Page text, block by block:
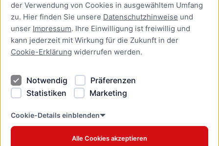
der Verwendung von Cookies in ausgewähltem Umfang
zu. Hier finden Sie unsere Datenschutzhinweise und
unser Impressum. Ihre Einwilligung ist freiwillig und
kann jederzeit mit Wirkung für die Zukunft in der
Cookie-Erklärung widerrufen werden.
Notwendig
Präferenzen
Statistiken
Marketing
Cookie-Details einblenden
Alle Cookies akzeptieren
Newsletter Lübeck:kompakt
Kontakt
Kontakt
Datenschutzhinweise
Barrierefreiheit
Cookie Erklärung